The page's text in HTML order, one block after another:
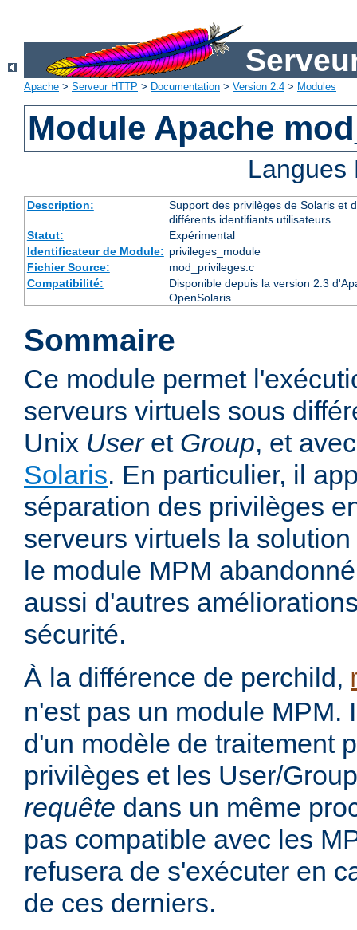
Apache > Serveur HTTP > Documentation > Version 2.4 > Modules
Module Apache
Description:
Support des privilèges de Solaris et
différents identifiants utilisateurs.
Statut:
Expérimental
Identificateur de Module: privileges_module
Fichier Source:
mod_privileges.c
Compatibilité:
Disponible depuis la version 2.3
OpenSolaris
Sommaire
Ce module permet
serveurs virtuels sous
Unix Useret Group, et
Solaris. En particulier, il
séparation des privilèges
serveurs virtuels la
le module MPM
aussi d'autres
sécurité.
À la différence de perchild,
n'est pas un module MPM.
d'un modèle de traitement
privilèges et les User/
requête dans un même
pas compatible avec les
refusera de s'exécuter en
de ces derniers.